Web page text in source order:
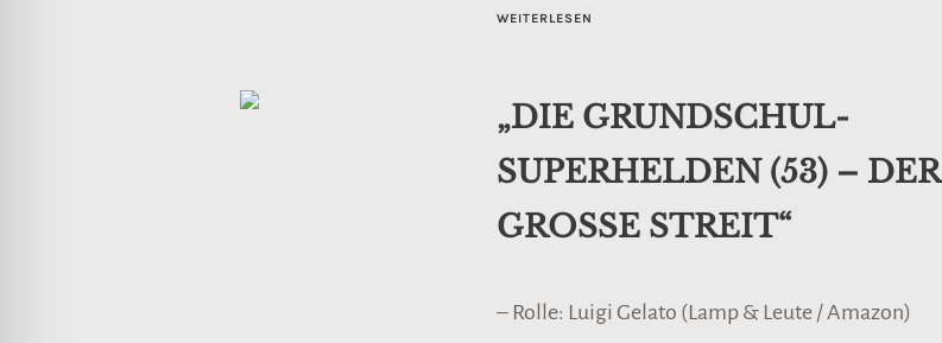
WEITERLESEN
„DIE GRUNDSCHUL-
SUPERHELDEN (53) – DER
GROSSE STREIT“
– Rolle: Luigi Gelato (Lamp & Leute / Amazon)